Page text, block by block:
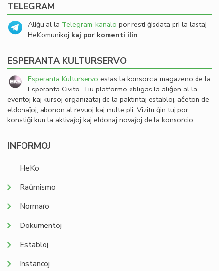
TELEGRAM
Aliĝu al la Telegram-kanalo por resti ĝisdata pri la lastaj
HeKomunikoj kaj por komenti ilin.
ESPERANTA KULTURSERVO
Esperanta Kulturservo estas la konsorcia magazeno de la
Esperanta Civito. Tiu platformo ebligas la aliĝon al la
eventoj kaj kursoj organizataj de la paktintaj establoj, aĉeton de
eldonaĵoj, abonon al revuoj kaj multe pli. Vizitu ĝin tuj por
konatiĝi kun la aktivaĵoj kaj eldonaj novaĵoj de la konsorcio.
INFORMOJ
HeKo
Raŭmismo
Normaro
Dokumentoj
Establoj
Instancoj